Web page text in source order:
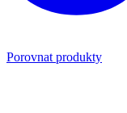
Porovnat produkty